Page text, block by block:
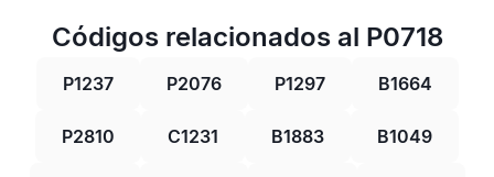
Códigos relacionados al P0718
P1237 P2076 P1297 B1664
P2810 C1231 B1883 B1049